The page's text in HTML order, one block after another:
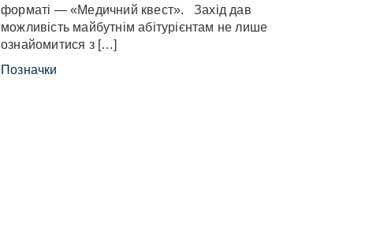
форматі — «Медичний квест». Захід дав
можливість майбутнім абітурієнтам не лише
ознайомитися з […]
Позначки